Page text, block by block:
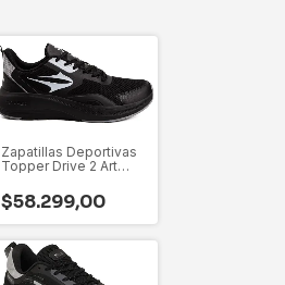
Zapatillas Deportivas
Topper Drive 2 Art
44-45
$58.299,00